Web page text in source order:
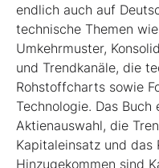
endlich auch auf
technische Themen
Umkehrmuster,
und Trend­kanäle, die
Rohstoffcharts sowie
Technologie. Das
Aktienauswahl, die
Kapitaleinsatz und das
Hinzugekommen sind